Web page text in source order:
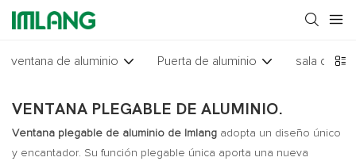
ventana de aluminio Puerta de aluminio sala de sol
VENTANA PLEGABLE DE ALUMINIO.
Ventana plegable de aluminio de Imlang adopta un diseño único
y encantador. Su función plegable única aporta una nueva